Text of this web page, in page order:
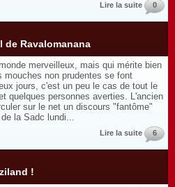
Lire la suite 0
de Ravalomanana
merveilleux, mais qui mérite bien
non prudentes se font
jours, c'est un peu le cas de tout le
quelques personnes averties. L'ancien
sur le net un discours "fantôme"
la Sadc lundi...
Lire la suite 6
!